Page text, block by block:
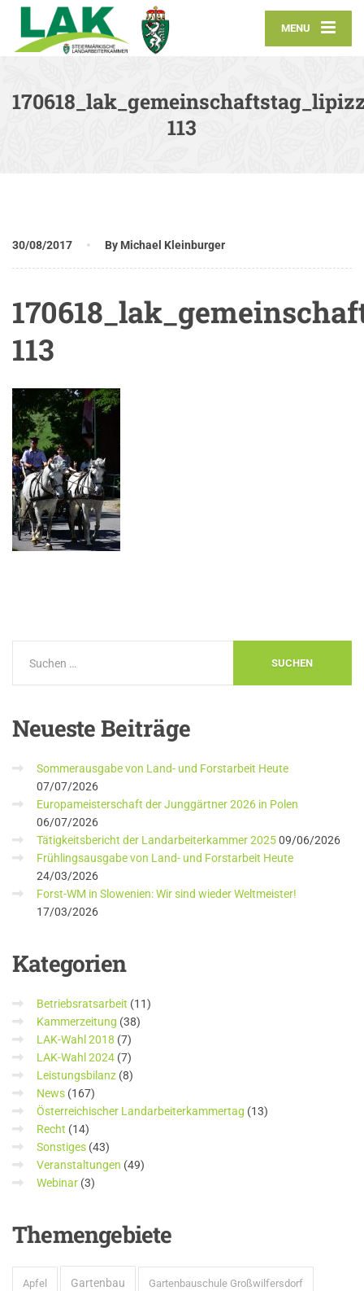
MENU
113
30/08/2017 By Michael Kleinburger
113
NeuesteBeiträge
Sommerausgabe von Land- und Forstarbeit Heute
07/07/2026
Europameisterschaft der Junggärtner 2026 in Polen
06/07/2026
Tätigkeitsbericht der Landarbeiterkammer 202509/06/2026
Frühlingsausgabe von Land- und Forstarbeit Heute
24/03/2026
Forst-WM in Slowenien: Wir sind wieder Weltmeister!
17/03/2026
Kategorien
Betriebsratsarbeit (11)
Kammerzeitung (38)
LAK-Wahl 2018 (7)
LAK-Wahl 2024 (7)
Leistungsbilanz (8)
News (167)
Österreichischer Landarbeiterkammertag (13)
Recht (14)
Sonstiges (43)
Veranstaltungen (49)
Webinar (3)
Themengebiete
Apfel Gartenbau Gartenbauschule Großwilfersdorf